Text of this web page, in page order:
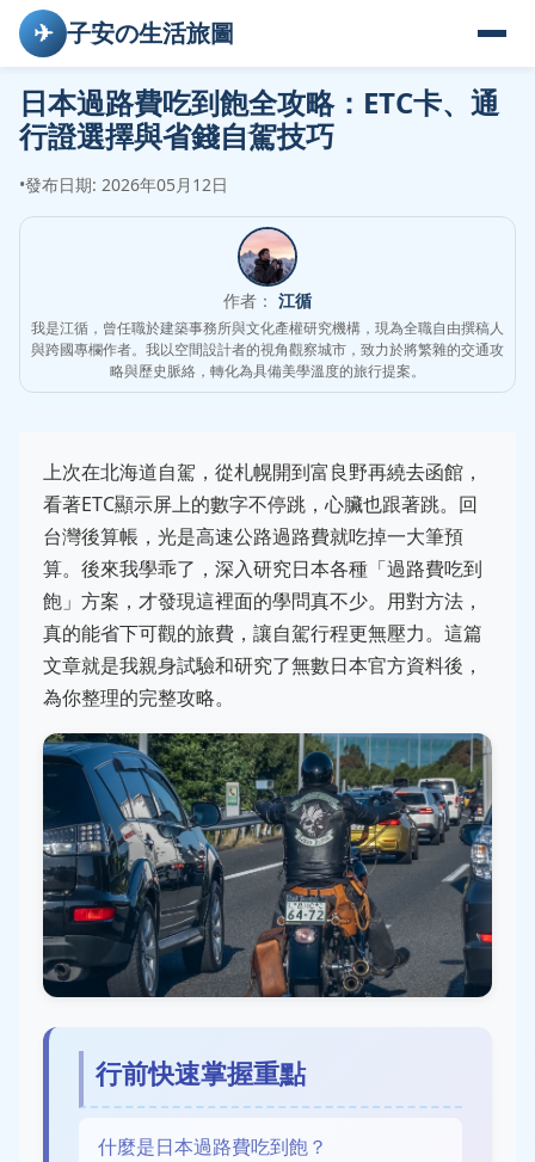
✈ 子安の生活旅圖
日本過路費吃到飽全攻略：ETC卡、通
行證選擇與省錢自駕技巧
•發布日期: 2026年05月12日
作者： 江循
我是江循，曾任職於建築事務所與文化產權研究機構，現為全職自由撰稿人
與跨國專欄作者。我以空間設計者的視角觀察城市，致力於將繁雜的交通攻
略與歷史脈絡，轉化為具備美學溫度的旅行提案。
上次在北海道自駕，從札幌開到富良野再繞去函館，
看著ETC顯示屏上的數字不停跳，心臟也跟著跳。回
台灣後算帳，光是高速公路過路費就吃掉一大筆預
算。後來我學乖了，深入研究日本各種「過路費吃到
飽」方案，才發現這裡面的學問真不少。用對方法，
真的能省下可觀的旅費，讓自駕行程更無壓力。這篇
文章就是我親身試驗和研究了無數日本官方資料後，
為你整理的完整攻略。
行前快速掌握重點
什麼是日本過路費吃到飽？